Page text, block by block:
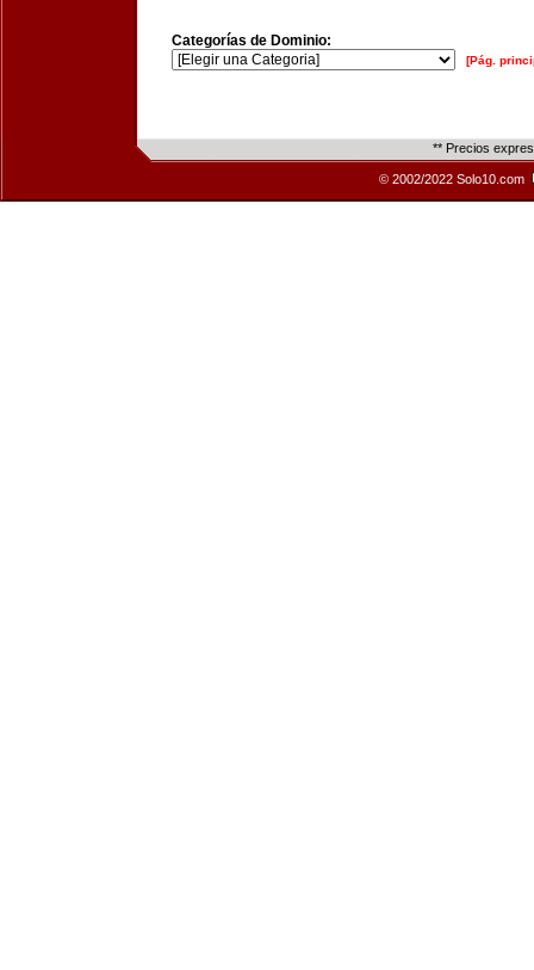
Categorías de Dominio:
[Pág.
** Precios
© 2002/2022 Solo10.com